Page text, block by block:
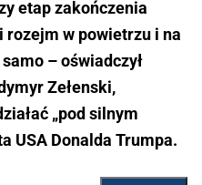
etap zakończenia
rozejm w powietrzu i na
– oświadczył
Zełenski,
„pod silnym
USA Donalda Trumpa.